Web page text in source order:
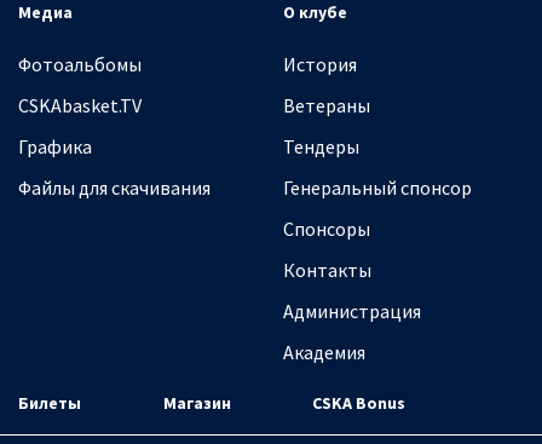
Медиа
Фотоальбомы
CSKAbasket.TV
Графика
Файлы для скачивания
О клубе
История
Ветераны
Тендеры
Генеральный спонсор
Спонсоры
Контакты
Администрация
Академия
Билеты Магазин CSKA Bonus